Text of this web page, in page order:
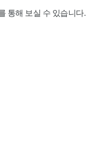
통해 보실 수 있습니다.